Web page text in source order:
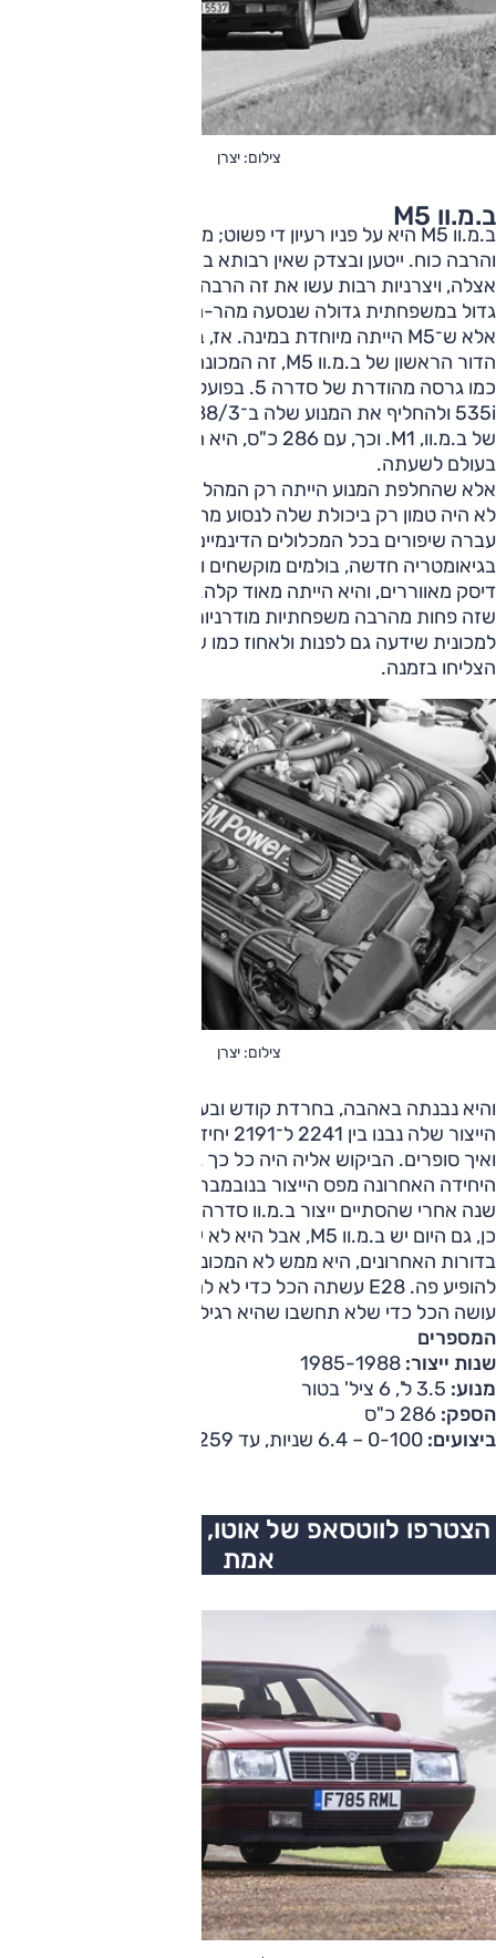
צילום: יצרן
ב.מ.וו M5
ב.מ.וו M5 היא על פניו רעיון די פשוט; מכונית סלון עם מנוע גדול
והרבה כוח. ייטען ובצדק שאין רבותא בכך, הרעיון הזה לא נולד
אצלה, ויצרניות רבות עשו את זה הרבה לפני ב.מ.וו: שמו מנוע
גדול במשפחתית גדולה שנסעה מהר-מהר.
כמו גרסה מהודרת של סדרה 5. בפועל, מה שנעשה היה לקחת
של ב.מ.וו, M1. וכך, עם 286 כ"ס, היא הייתה לסדאן המהירה
בעולם לשעתה.
עברה שיפורים בכל המכלולים הדינמיים – החל בחיזוקם, מתלים
בגיאומטריה חדשה, בולמים מוקשחים ומונמכים, ארבעה בלמי
שזה פחות מהרבה משפחתיות מודרניות. וכל אלה עשו אותה
למכונית שידעה גם לפנות ולאחוז כמו שמעט מאוד מכוניות
הצליחו בזמנה.
צילום: יצרן
והיא נבנתה באהבה, בחרדת קודש ובעבודת יד. ובכל שנות
הייצור שלה נבנו בין 2241 ל־2191 יחידות, תלוי את מי שואלים
ואיך סופרים. הביקוש אליה היה כל כך גבוה, שכאשר ירדה
שנה אחרי שהסתיים ייצור ב.מ.וו סדרה 5 מהדור עליו התבססה.
כן, גם היום יש ב.מ.וו M5, אבל היא לא יכולה להיות פה. כי לפחות
בדורות האחרונים, היא ממש לא המכונית החמקנית שראויה
להופיע פה. E28 עשתה הכל כדי לא להיראות שונה, הנוכחית
עושה הכל כדי שלא תחשבו שהיא רגילה.
המספרים
שנות ייצור:
מנוע: 3.5 ל', 6 ציל' בטור
הספק: 286 כ"ס
ביצועים:
הצטרפו לווטסאפ של אוטו, כל העדכונים בזמן
אמת